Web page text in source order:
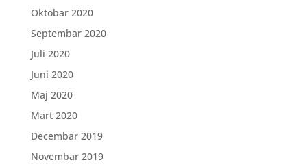
Oktobar 2020
Septembar 2020
Juli 2020
Juni 2020
Maj 2020
Mart 2020
Decembar 2019
Novembar 2019